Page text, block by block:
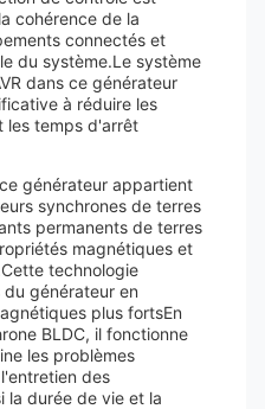
cohérence de la
connectés et
du système.Le système
dans ce générateur
à réduire les
les temps d'arrêt
générateur appartient
synchrones de terres
permanents de terres
magnétiques et
technologie
générateur en
plus fortsEn
BLDC, il fonctionne
les problèmes
des
la durée de vie et la